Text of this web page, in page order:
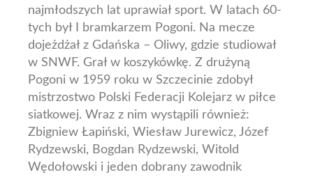
najmłodszych lat uprawiał sport. W latach 60-
tych był I bramkarzem Pogoni. Na mecze
dojeżdżał z Gdańska – Oliwy, gdzie studiował
w SNWF. Grał w koszykówkę. Z drużyną
Pogoni w 1959 roku w Szczecinie zdobył
mistrzostwo Polski Federacji Kolejarz w piłce
siatkowej. Wraz z nim wystąpili również:
Zbigniew Łapiński, Wiesław Jurewicz, Józef
Rydzewski, Bogdan Rydzewski, Witold
Wędołowski i jeden dobrany zawodnik